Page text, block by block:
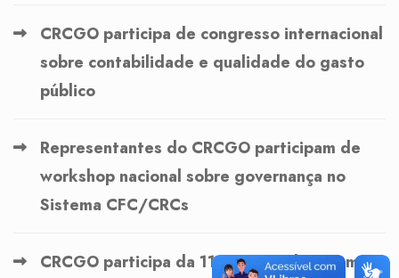
CRCGO participa de congresso internacional
sobre contabilidade e qualidade do gasto
público
Representantes do CRCGO participam de
workshop nacional sobre governança no
Sistema CFC/CRCs
CRCGO participa da 11ª reunião do Fórum